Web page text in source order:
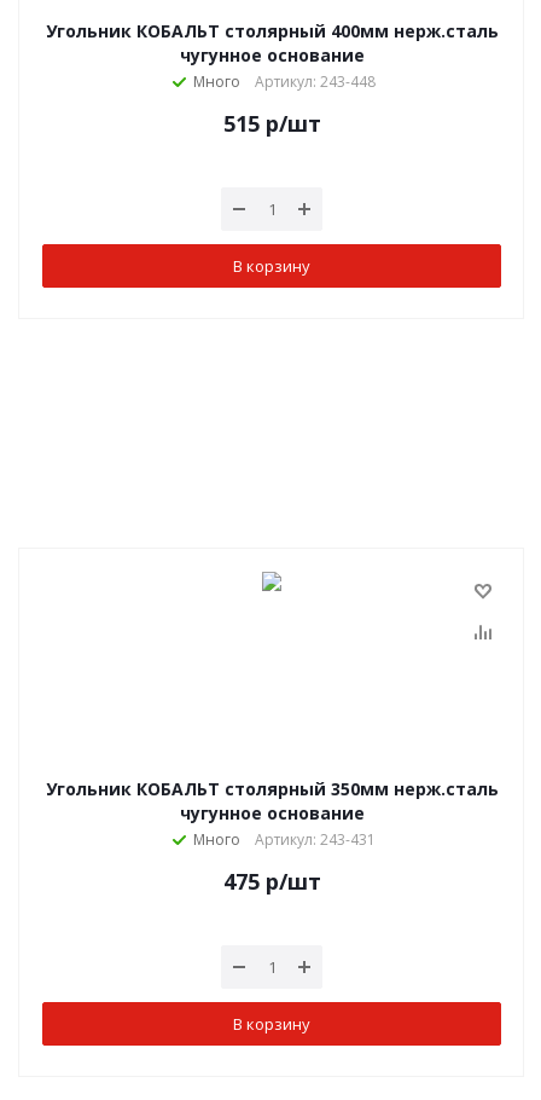
Угольник КОБАЛЬТ столярный 400мм нерж.сталь
чугунное основание
Много Артикул: 243-448
515р/шт
В корзину
Угольник КОБАЛЬТ столярный 350мм нерж.сталь
чугунное основание
Много Артикул: 243-431
475р/шт
В корзину